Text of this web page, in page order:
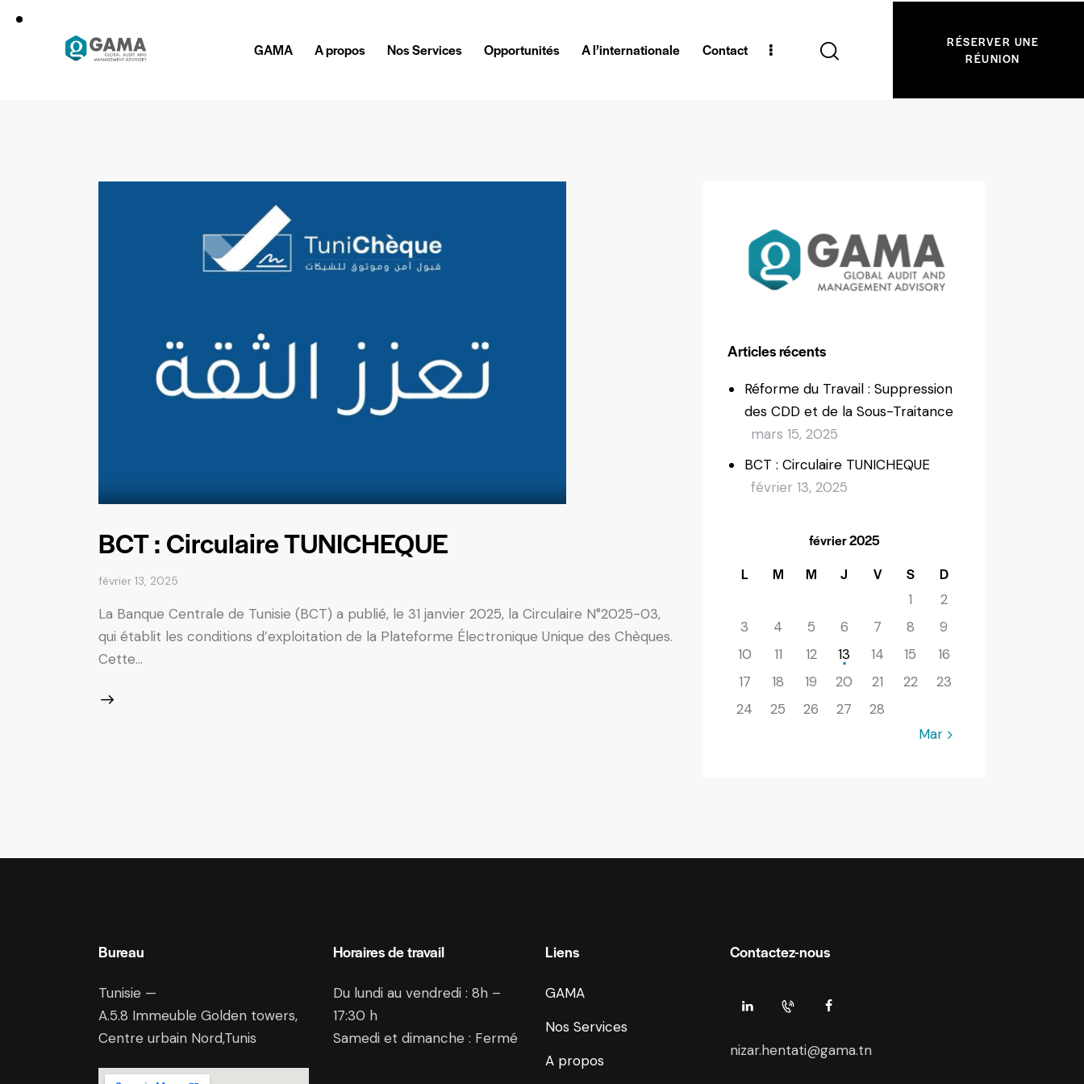
GAMA A propos Nos Services Opportunités A l’internationale Contact
RÉSERVER UNE
RÉUNION
BCT : Circulaire TUNICHEQUE
février 13, 2025
La Banque Centrale de Tunisie (BCT) a publié, le 31 janvier 2025, la Circulaire N°2025-03,
qui établit les conditions d’exploitation de la Plateforme Électronique Unique des Chèques.
Cette…
Articles récents
Réforme du Travail : Suppression
des CDD et de la Sous-Traitance
mars 15, 2025
BCT : Circulaire TUNICHEQUE
février 13, 2025
février 2025
L
M M J V S D
1
2
3
4 5 6 7 8
9
10
11 12 13 14 15
16
17
18 19 20 21 22
23
24
25 26 27
28
Mar »
Bureau
Tunisie —
A.5.8 Immeuble Golden towers,
Centre urbain Nord,Tunis
Horaires de travail
Du lundi au vendredi : 8h –
17:30 h
Samedi et dimanche : Fermé
Liens
GAMA
Nos Services
A propos
Contactez-nous
nizar.hentati@gama.tn